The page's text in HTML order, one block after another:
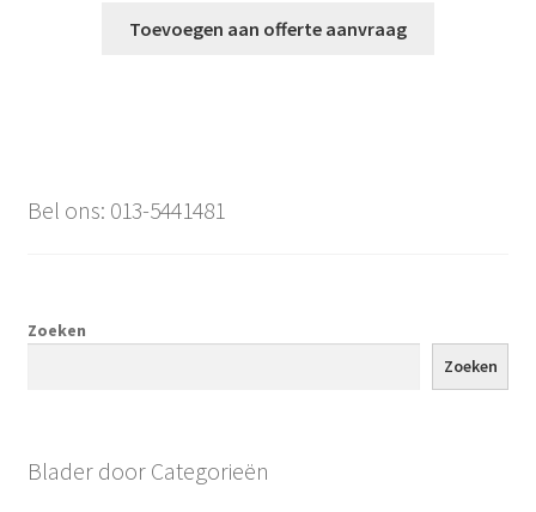
Toevoegen aan offerte aanvraag
Bel ons: 013-5441481
Zoeken
Zoeken
Blader door Categorieën